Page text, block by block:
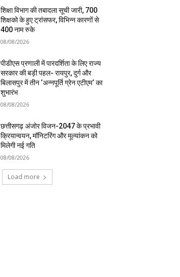
शिक्षा विभाग की तबादला सूची जारी, 700
शिक्षको के हुए ट्रांसफर, विभिन्न कारणों से
400 नाम रुके
08/08/2026
पीडीएस प्रणाली में पारदर्शिता के लिए राज्य
सरकार की बड़ी पहल- रायपुर, दुर्ग और
बिलासपुर में तीन ‘अन्नपूर्ति ग्रेन एटीएम‘ का
शुभारंभ
08/08/2026
छत्तीसगढ़ अंजोर विजन-2047 के प्रभावी
क्रियान्वयन, मॉनिटरिंग और मूल्यांकन को
मिलेगी नई गति
08/08/2026
Load more